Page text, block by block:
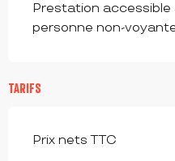
Prestation accessible
personne non-
TARIFS
Prix nets TTC